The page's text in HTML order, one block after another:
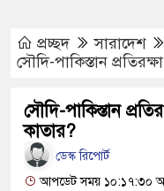
দেশে রক্তগঙ্গা বয়ে যাবে: রিজভী
মিলল না কারো,
প্রচ্ছদ
সারাদেশ
সৌদি-পাকিস্তান
সৌদি-পাকিস্তান
কাতার?
ডেস্ক রিপোর্ট
আপডেট সময় ১০:১৭:৩০